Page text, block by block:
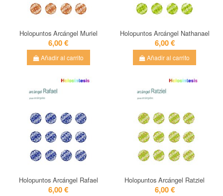
Holopuntos Arcángel Muriel
6,00 €
Añadir al carrito
Holopuntos Arcángel Nathanael
6,00 €
Añadir al carrito
Holopuntos Arcángel Rafael
6,00 €
Holopuntos Arcángel Ratziel
6,00 €